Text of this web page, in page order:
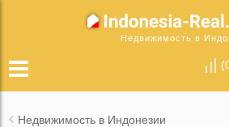
Недвижимость в
(
Недвижимость в Индонезии